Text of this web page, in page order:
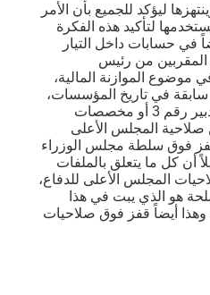
ليؤكد للجميع بأن الأمر
لتأكيد هذه الفكرة
حسابات داخل التيار
من رئيس
موضوع الموازنة المالية،
في تاريخ المؤسسات،
عبر القول إن ما يتعلق بالتدبير رقم 3 أو مخصصات
المجلس الأعلى
فوق سلطة مجلس الوزراء
أن كل ما يتعلق بالملفات
المجلس الأعلى للدفاع،
هو الذي يبت في هذا
وهذا أيضاً قفز فوق صلاحيات